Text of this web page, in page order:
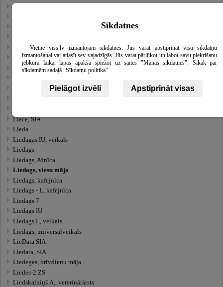
Līdums, piensaimnieku kooperatīvā sabiedrība
Līdums, vasaras veikals
Līdums, veikals
Līdztiesība, partija
Liece, SIA
Lieda
Liedagas IU, veikals
Liedags
Liedags, ēdnīca
Liedags, viesu māja
Liedags, kafejnīca
Liedags - L, kafejnīca
Liedags 7
Liedags IU
Liedags L, veikals
Liedags, universālveikals
LieData SIA
Liedata, SIA
Liedegas, brīvdienu māja
Liedes-2 ZS
Liedskalniņš A., veterinārārsts
Sīkdatnes
Vietne viss.lv izmantojam sīkdatnes. Jūs varat apstiprināt visu sīkdatņu
izmantošanai vai atlasīt sev vajadzīgās. Jūs varat pārlūkot un labot savu piekrišanu
jebkurā laikā, lapas apakšā spiežot uz saites "Manas sīkdatnes". Sīkāk par
sīkdatnēm sadaļā "Sīkdatņu politika"
Pielāgot izvēli Apstiprināt visas